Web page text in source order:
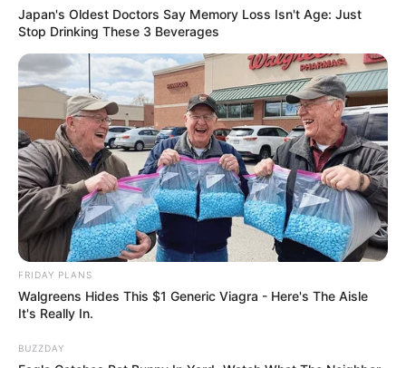
The Chapel Of Sound Amphitheater - Architectural
Marvels
BRAINBERRIES
Japan's Oldest Doctors Say Memory Loss Isn't Age: Just
Stop Drinking These 3 Beverages
FRIDAY PLANS
Walgreens Hides This $1 Generic Viagra - Here's The Aisle
It's Really In.
BUZZDAY